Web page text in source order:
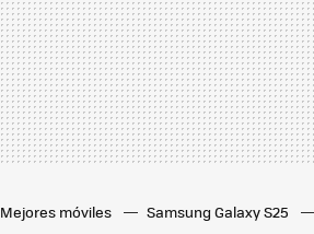
Mejores móviles Samsung Galaxy S25